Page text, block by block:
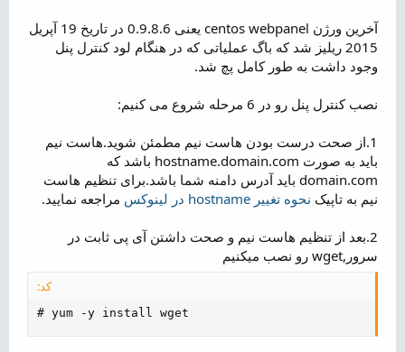
آخرین ورژن centos webpanel یعنی 0.9.8.6 در تاریخ 19 آپریل
2015 ریلیز شد که باگ عملیاتی که در هنگام لود کنترل پنل
وجود داشت به طور کامل پچ شد.
نصب کنترل پنل رو در 6 مرحله شروع می کنیم:
1.از صحت درست بودن هاست نیم مطمئن شوید.هاست نیم
باید به صورت hostname.domain.com باشد که
domain.com باید آدرس دامنه شما باشد.برای تنظیم هاست
نیم به تاپیک نحوه تغییر hostname در لینوکس مراجعه نمایید.
2.بعد از تنظیم هاست نیم و صحت داشتن آی پی ثابت در
سرور,wget رو نصب میکنیم
کد:
# yum -y install wget